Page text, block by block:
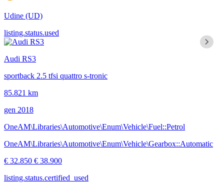
Udine (UD)
listing.status.used
Audi RS3
sportback 2.5 tfsi quattro s-tronic
85.821 km
gen 2018
OneAM\Libraries\Automotive\Enum\Vehicle\Fuel::Petrol
OneAM\Libraries\Automotive\Enum\Vehicle\Gearbox::Automatic
€ 32.850 € 38.900
listing.status.certified_used